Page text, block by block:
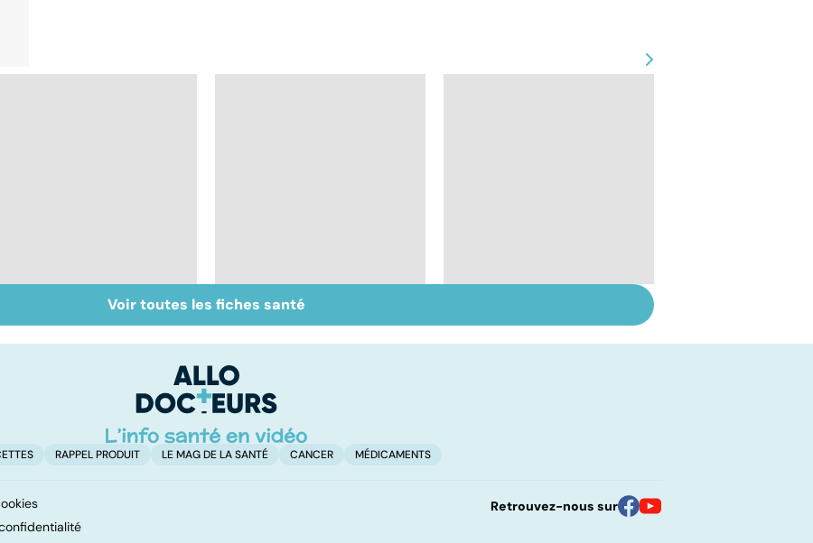
Anémie : symptômes,
causes et
Exostose osseuse :
des bosses sous la
Duchenne : la
Voir toutes les fiches santé
RAPPEL PRODUIT LE MAG DE LA SANTÉ CANCER MÉDICAMENTS
Retrouvez-nous sur